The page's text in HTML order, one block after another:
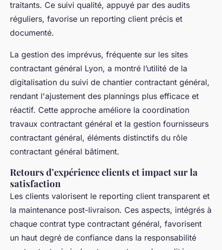
traitants. Ce suivi qualité, appuyé par des audits
réguliers, favorise un reporting client précis et
documenté.
La gestion des imprévus, fréquente sur les sites
contractant général Lyon, a montré l’utilité de la
digitalisation du suivi de chantier contractant général,
rendant l'ajustement des plannings plus efficace et
réactif. Cette approche améliore la coordination
travaux contractant général et la gestion fournisseurs
contractant général, éléments distinctifs du rôle
contractant général bâtiment.
Retours d’expérience clients et impact sur la
satisfaction
Les clients valorisent le reporting client transparent et
la maintenance post-livraison. Ces aspects, intégrés à
chaque contrat type contractant général, favorisent
un haut degré de confiance dans la responsabilité